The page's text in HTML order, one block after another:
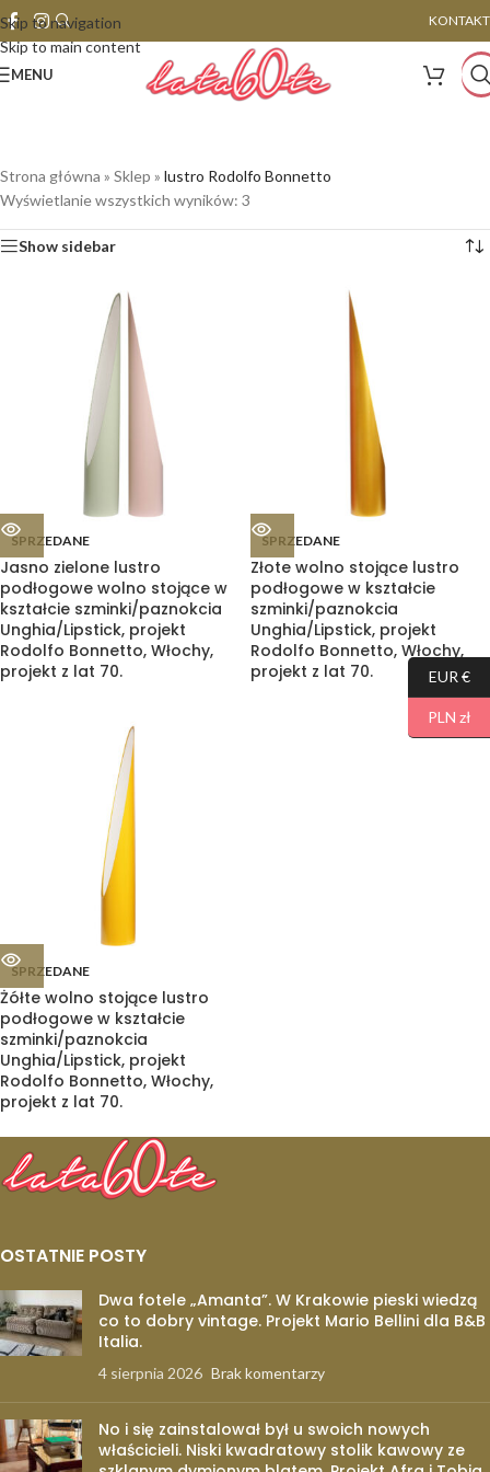
Skip to navigation
Skip to main content
KONTAKT
MENU
Strona główna » Sklep » lustro Rodolfo Bonnetto
Wyświetlanie wszystkich wyników: 3
Show sidebar
SPRZEDANE
Jasno zielone lustro
podłogowe wolno stojące w
kształcie szminki/paznokcia
Unghia/Lipstick, projekt
Rodolfo Bonnetto, Włochy,
projekt z lat 70.
SPRZEDANE
Złote wolno stojące lustro
podłogowe w kształcie
szminki/paznokcia
Unghia/Lipstick, projekt
Rodolfo Bonnetto, Włochy,
projekt z lat 70.
SPRZEDANE
Żółte wolno stojące lustro
podłogowe w kształcie
szminki/paznokcia
Unghia/Lipstick, projekt
Rodolfo Bonnetto, Włochy,
projekt z lat 70.
OSTATNIE POSTY
Dwa fotele „Amanta”. W Krakowie pieski wiedzą
co to dobry vintage. Projekt Mario Bellini dla B&B
Italia.
4 sierpnia 2026 Brak komentarzy
No i się zainstalował był u swoich nowych
właścicieli. Niski kwadratowy stolik kawowy ze
EUR €
PLN zł